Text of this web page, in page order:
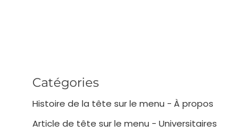
Catégories
Histoire de la tête sur le menu - À propos
Article de tête sur le menu - Universitaires